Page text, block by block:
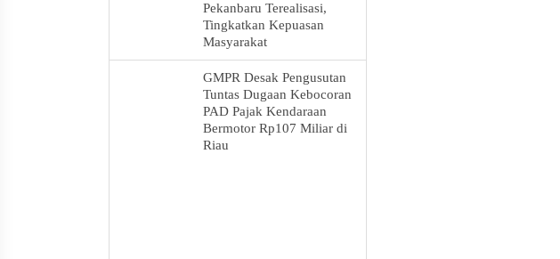
Pekanbaru Terealisasi,
Tingkatkan Kepuasan
Masyarakat
GMPR Desak Pengusutan
Tuntas Dugaan Kebocoran
PAD Pajak Kendaraan
Bermotor Rp107 Miliar di
Riau